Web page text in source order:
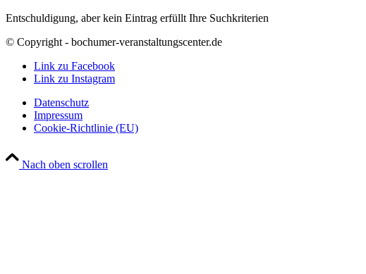
Entschuldigung, aber kein Eintrag erfüllt Ihre Suchkriterien
© Copyright - bochumer-veranstaltungscenter.de
Link zu Facebook
Link zu Instagram
Datenschutz
Impressum
Cookie-Richtlinie (EU)
Nach oben scrollen